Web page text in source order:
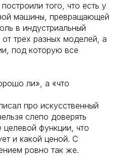
того, что есть у
машины, превращающей
в индустриальный
от трех разных моделей, а
под которую все
ли», а «что
про искусственный
слепо доверять
функции, что
и какой ценой. С
ровно так же.